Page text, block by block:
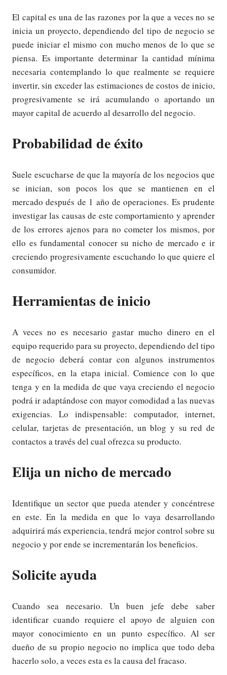
El capital es una de las razones por la que a veces no se
inicia un proyecto, dependiendo del tipo de negocio se
puede iniciar el mismo con mucho menos de lo que se
piensa. Es importante determinar la cantidad mínima
necesaria contemplando lo que realmente se requiere
invertir, sin exceder las estimaciones de costos de inicio,
progresivamente se irá acumulando o aportando un
mayor capital de acuerdo al desarrollo del negocio.
Probabilidad de éxito
Suele escucharse de que la mayoría de los negocios que
se inician, son pocos los que se mantienen en el
mercado después de 1 año de operaciones. Es prudente
investigar las causas de este comportamiento y aprender
de los errores ajenos para no cometer los mismos, por
ello es fundamental conocer su nicho de mercado e ir
creciendo progresivamente escuchando lo que quiere el
consumidor.
Herramientas de inicio
A veces no es necesario gastar mucho dinero en el
equipo requerido para su proyecto, dependiendo del tipo
de negocio deberá contar con algunos instrumentos
específicos, en la etapa inicial. Comience con lo que
tenga y en la medida de que vaya creciendo el negocio
podrá ir adaptándose con mayor comodidad a las nuevas
exigencias. Lo indispensable: computador, internet,
celular, tarjetas de presentación, un blog y su red de
contactos a través del cual ofrezca su producto.
Elija un nicho de mercado
Identifique un sector que pueda atender y concéntrese
en este. En la medida en que lo vaya desarrollando
adquirirá más experiencia, tendrá mejor control sobre su
negocio y por ende se incrementarán los beneficios.
Solicite ayuda
Cuando sea necesario. Un buen jefe debe saber
identificar cuando requiere el apoyo de alguien con
mayor conocimiento en un punto específico. Al ser
dueño de su propio negocio no implica que todo deba
hacerlo solo, a veces esta es la causa del fracaso.